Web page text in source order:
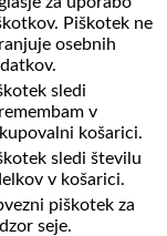
Piškotek ne
osebnih
sledi
v
košarici.
sledi številu
v košarici.
piškotek za
seje.